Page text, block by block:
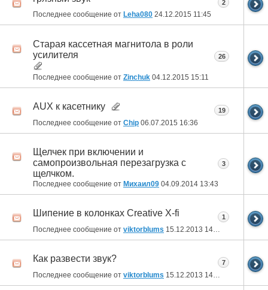
Последнее сообщение от Leha080 24.12.2015 11:45
2
Старая кассетная магнитола в роли
усилителя
Последнее сообщение от Zinchuk 04.12.2015 15:11
26
AUX к касетнику
Последнее сообщение от Chip 06.07.2015 16:36
19
Щелчек при включении и
самопроизвольная перезагрузка с
щелчком.
Последнее сообщение от Михаил09 04.09.2014 13:43
3
Шипение в колонках Creative X-fi
Последнее сообщение от viktorblums 15.12.2013 14:59
1
Как развести звук?
Последнее сообщение от viktorblums 15.12.2013 14:25
7